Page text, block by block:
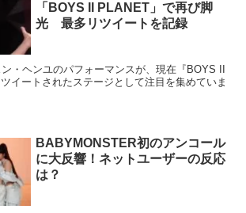
「BOYS II PLANET」で再び脚
光 最多リツイートを記録
・ヘンユのパフォーマンスが、現在『BOYS II
イートされたステージとして注目を集めていま
BABYMONSTER初のアンコール
に大反響！ネットユーザーの反応
は？